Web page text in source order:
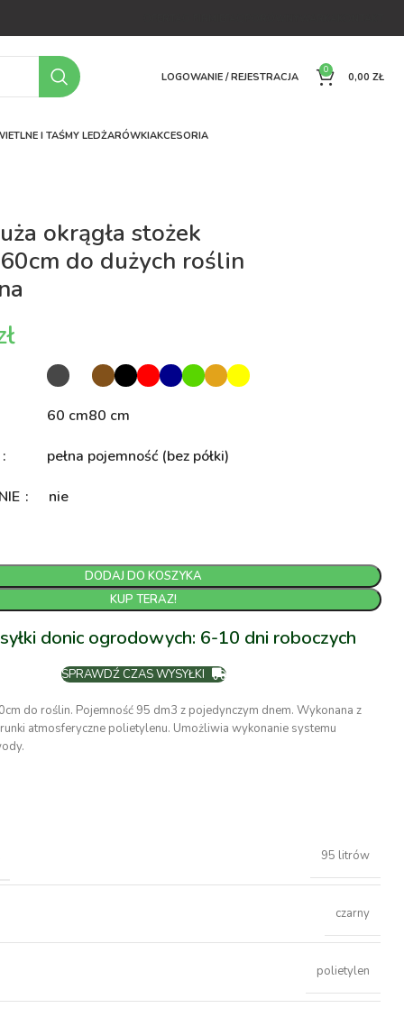
LOGOWANIE / REJESTRACJA
0
0,00 ZŁ
I TAŚMY LEDŻARÓWKIAKCESORIA
okrągła stożek
do dużych roślin
60 cm80 cm
pełna pojemność (bez półki)
nie
DODAJ DO KOSZYKA
KUP TERAZ!
donic ogrodowych: 6-10 dni roboczych
SPRAWDŹ CZAS WYSYŁKI
do roślin. Pojemność 95 dm3 z pojedynczym dnem. Wykonana z
atmosferyczne polietylenu. Umożliwia wykonanie systemu
95 litrów
czarny
polietylen